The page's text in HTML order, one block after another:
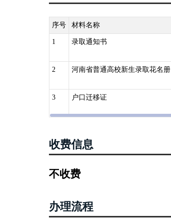
序号 材料名称
1 录取通知书
2 河南省普通高校新生录取花名册
3 户口迁移证
收费信息
不收费
办理流程